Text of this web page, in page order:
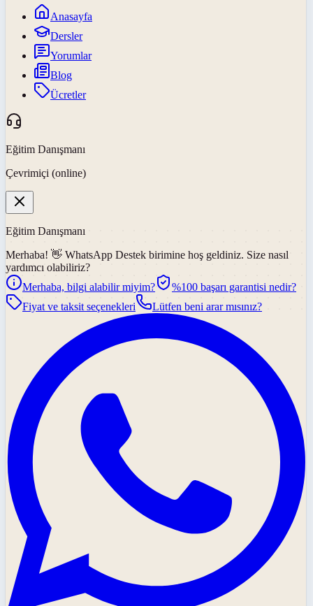
Anasayfa
Dersler
Yorumlar
Blog
Ücretler
Eğitim Danışmanı
Çevrimiçi (online)
Eğitim Danışmanı
Merhaba! 👋 WhatsApp Destek birimine hoş geldiniz. Size nasıl
yardımcı olabiliriz?
Merhaba, bilgi alabilir miyim?
%100 başarı garantisi nedir?
Fiyat ve taksit seçenekleri
Lütfen beni arar mısınız?